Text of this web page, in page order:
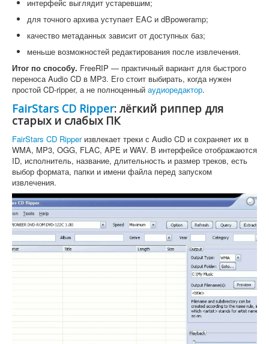
интерфейс выглядит устаревшим;
для точного архива уступает EAC и dBpoweramp;
качество метаданных зависит от доступных баз;
меньше возможностей редактирования после извлечения.
Итог по способу. FreeRIP — практичный вариант для быстрого
переноса Audio CD в MP3. Его стоит выбирать, когда нужен
простой CD-ripper, а не полноценный аудиоредактор.
FairStars CD Ripper: лёгкий риппер для
старых и слабых ПК
FairStars CD Ripperизвлекает треки с Audio CD и сохраняет их в
WMA, MP3, OGG, FLAC, APE и WAV. В интерфейсе отображаются
ID, исполнитель, название, длительность и размер треков, есть
выбор формата, папки и имени файла перед запуском
извлечения.